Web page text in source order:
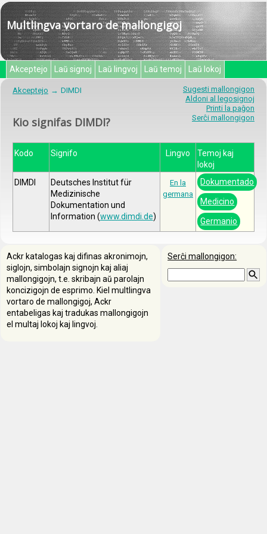
Multlingva vortaro de mallongigoj
Akceptejo Laŭ signoj Laŭ lingvoj Laŭ temoj Laŭ lokoj
Sugesti mallongigon
Aldoni al legosignoj
Printi la paĝon
Serĉi mallongigon
Akceptejo DIMDI
Kio signifas DIMDI?
Kodo Signifo Lingvo
Temoj kaj
lokoj
DIMDI
Deutsches Institut für
Medizinische
Dokumentation und
Information (www.dimdi.de)
En la
germana
Dokumentado
Medicino
Germanio
Serĉi mallongigon:
Ackr katalogas kaj difinas akronimojn,
siglojn, simbolajn signojn kaj aliaj
mallongigojn, t.e. skribajn aŭ parolajn
koncizigojn de esprimo. Kiel multlingva
vortaro de mallongigoj, Ackr
entabeligas kaj tradukas mallongigojn
el multaj lokoj kaj lingvoj.